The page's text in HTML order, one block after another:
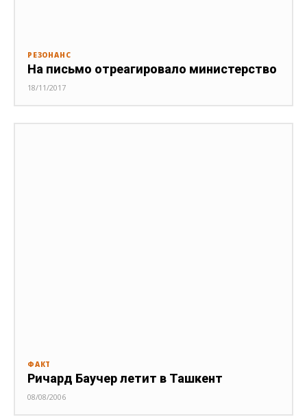
РЕЗОНАНС
На письмо отреагировало министерство
18/11/2017
ФАКТ
Ричард Баучер летит в Ташкент
08/08/2006